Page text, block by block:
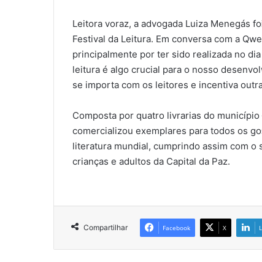
Leitora voraz, a advogada Luiza Menegás
Festival da Leitura. Em conversa com a
principalmente por ter sido realizada no
leitura é algo crucial para o nosso
se importa com os leitores e incentiva
Composta por quatro livrarias do
comercializou exemplares para todos os
literatura mundial, cumprindo assim com
crianças e adultos da Capital da Paz.
Compartilhar Facebook X